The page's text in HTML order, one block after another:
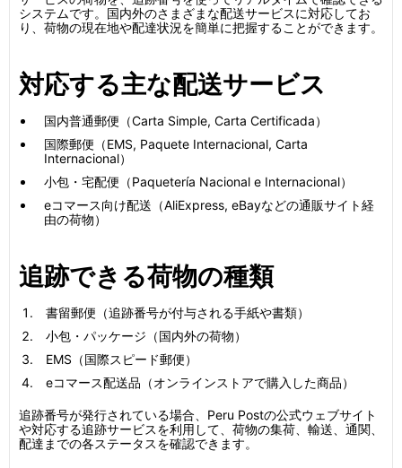
システムです。国内外のさまざまな配送サービスに対応してお
り、荷物の現在地や配達状況を簡単に把握することができます。
対応する主な配送サービス
国内普通郵便（Carta Simple, Carta Certificada）
国際郵便（EMS, Paquete Internacional, Carta
Internacional）
小包・宅配便（Paquetería Nacional e Internacional）
eコマース向け配送（AliExpress, eBayなどの通販サイト経
由の荷物）
追跡できる荷物の種類
書留郵便（追跡番号が付与される手紙や書類）
小包・パッケージ（国内外の荷物）
EMS（国際スピード郵便）
eコマース配送品（オンラインストアで購入した商品）
追跡番号が発行されている場合、Peru Postの公式ウェブサイト
や対応する追跡サービスを利用して、荷物の集荷、輸送、通関、
配達までの各ステータスを確認できます。